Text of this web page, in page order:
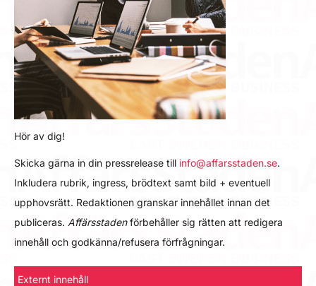
Hör av dig!
Skicka gärna in din pressrelease till info@affarsstaden.se.
Inkludera rubrik, ingress, brödtext samt bild + eventuell
upphovsrätt. Redaktionen granskar innehållet innan det
publiceras. Affärsstadenförbehåller sig rätten att redigera
innehåll och godkänna/refusera förfrågningar.
Externt innehåll